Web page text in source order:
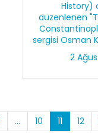
History)
düzenlenen
sergisi Osman
2
... 10 11 12